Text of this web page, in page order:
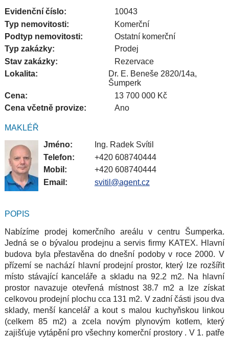
Evidenční číslo:
10043
Typ nemovitosti:
Komerční
Podtyp nemovitosti:
Ostatní komerční
Typ zakázky:
Prodej
Stav zakázky:
Rezervace
Lokalita:
Dr. E. Beneše 2820/14a,
Šumperk
Cena:
13 700 000 Kč
Cena včetně provize:
Ano
MAKLÉŘ
Jméno:
Ing. Radek Svítil
Telefon:
+420 608740444
Mobil:
+420 608740444
Email:
svitil@agent.cz
POPIS
Nabízíme prodej komerčního areálu v centru Šumperka.
Jedná se o bývalou prodejnu a servis firmy KATEX. Hlavní
budova byla přestavěna do dnešní podoby v roce 2000. V
přízemí se nachází hlavní prodejní prostor, který lze rozšířit
místo stávající kanceláře a skladu na 92.2 m2. Na hlavní
prostor navazuje otevřená místnost 38.7 m2 a lze získat
celkovou prodejní plochu cca 131 m2. V zadní části jsou dva
sklady, menší kancelář a kout s malou kuchyňskou linkou
(celkem 85 m2) a zcela novým plynovým kotlem, který
zajišťuje vytápění pro všechny komerční prostory . V 1. patře